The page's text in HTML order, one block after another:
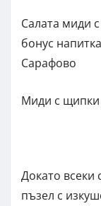
Салата миди
бонус
Сарафово
Миди с щипки
Докато всеки
пъзел с